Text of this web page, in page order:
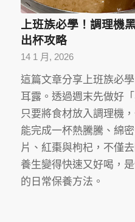
上班族必學！調理機
出杯攻略
14 1 月, 2026
這篇文章分享上班族必
耳露。透過週末先做好
只要將食材放入調理機
能完成一杯熱騰騰、綿
片、紅棗與枸杞，不僅
養生變得快速又好喝，
的日常保養方法。